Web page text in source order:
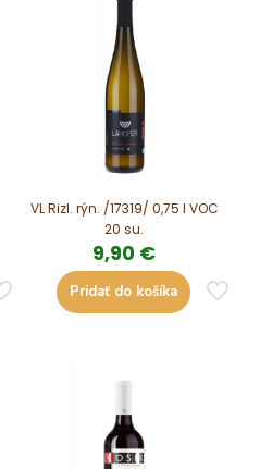
VL Rizl. rýn. /17319/ 0,75 l VOC
20 su.
9,90 €
Pridať do košíka